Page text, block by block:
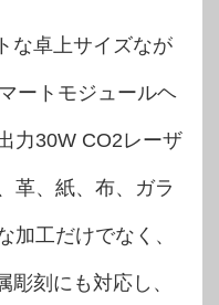
な卓上サイズなが
ートモジュールヘ
力30W CO2レーザ
革、紙、布、ガラ
加工だけでなく、
刻にも対応し、